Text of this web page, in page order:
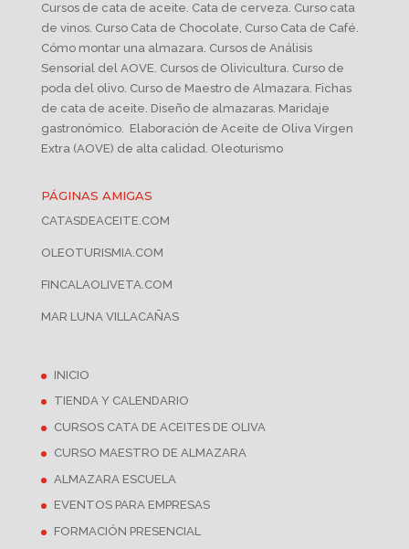
Cursos de cata de aceite. Cata de cerveza. Curso cata
de vinos. Curso Cata de Chocolate, Curso Cata de Café.
Cómo montar una almazara. Cursos de Análisis
Sensorial del AOVE. Cursos de Olivicultura. Curso de
poda del olivo. Curso de Maestro de Almazara. Fichas
de cata de aceite. Diseño de almazaras. Maridaje
gastronómico. Elaboración de Aceite de Oliva Virgen
Extra (AOVE) de alta calidad. Oleoturismo
PÁGINAS AMIGAS
CATASDEACEITE.COM
OLEOTURISMIA.COM
FINCALAOLIVETA.COM
MAR LUNA VILLACAÑAS
INICIO
TIENDA Y CALENDARIO
CURSOS CATA DE ACEITES DE OLIVA
CURSO MAESTRO DE ALMAZARA
ALMAZARA ESCUELA
EVENTOS PARA EMPRESAS
FORMACIÓN PRESENCIAL